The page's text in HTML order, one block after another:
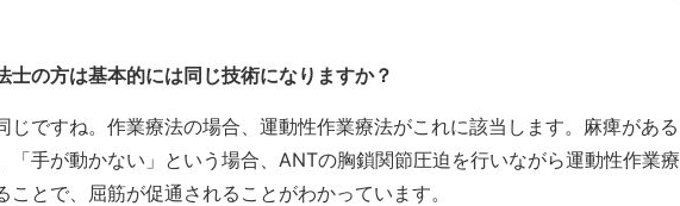
の方は基本的には同じ技術になりますか？
じですね。作業療法の場合、運動性作業療法がこれに該当します。麻痺がある
「手が動かない」という場合、ANTの胸鎖関節圧迫を行いながら運動性作業療
ことで、屈筋が促通されることがわかっています。